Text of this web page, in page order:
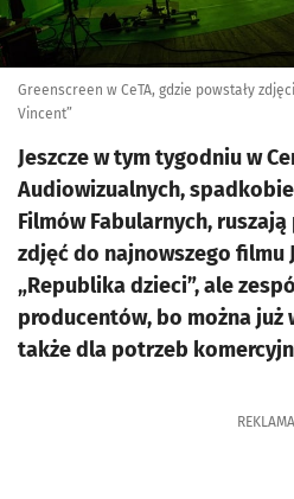
Greenscreen w CeTA, gdzie powstały
Vincent”
Jeszcze w tym tygodniu w
Audiowizualnych,
Filmów Fabularnych,
zdjęć do najnowszego filmu
„Republika dzieci”, ale
producentów, bo można już
także dla potrzeb
REKLAMA